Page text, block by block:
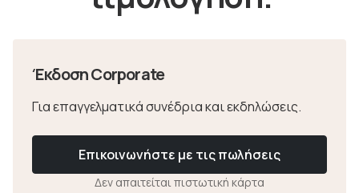
Έκδοση Corporate
Για επαγγελματικά συνέδρια και εκδηλώσεις.
Επικοινωνήστε με τις πωλήσεις
Δεν απαιτείται πιστωτική κάρτα